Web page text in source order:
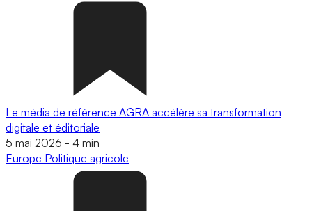
Le média de référence AGRA accélère sa transformation
digitale et éditoriale
5 mai 2026 - 4 min
Europe Politique agricole